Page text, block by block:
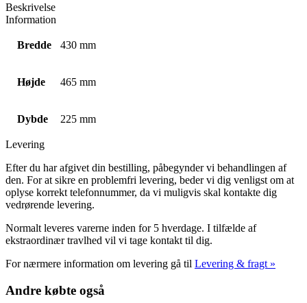
Beskrivelse
Information
Bredde 430 mm
Højde 465 mm
Dybde 225 mm
Levering
Efter du har afgivet din bestilling, påbegynder vi behandlingen af
den. For at sikre en problemfri levering, beder vi dig venligst om at
oplyse korrekt telefonnummer, da vi muligvis skal kontakte dig
vedrørende levering.
Normalt leveres varerne inden for 5 hverdage. I tilfælde af
ekstraordinær travlhed vil vi tage kontakt til dig.
For nærmere information om levering gå til Levering & fragt »
Andre købte også